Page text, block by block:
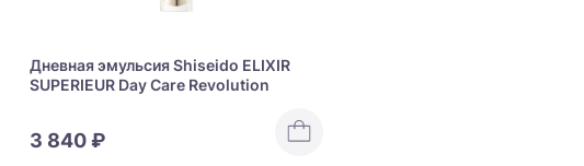
Дневная эмульсия Shiseido ELIXIR
SUPERIEUR Day Care Revolution
3 840 ₽